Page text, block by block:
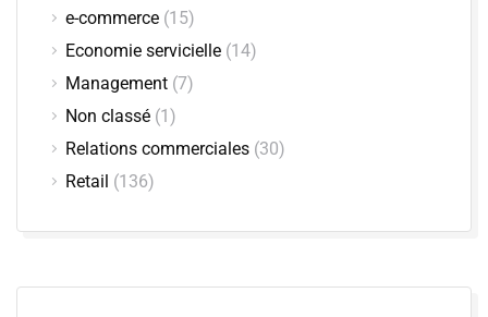
e-commerce (15)
Economie servicielle (14)
Management (7)
Non classé (1)
Relations commerciales (30)
Retail (136)